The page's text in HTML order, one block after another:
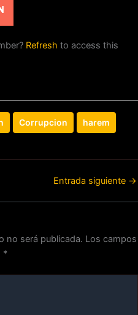
Refresh to access this
Corrupcion harem
Entrada siguiente →
no será publicada. Los campos
*